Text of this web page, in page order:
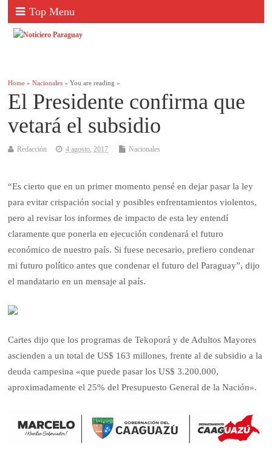
Top Menu
Home »Nacionales » You are reading »
El Presidente confirma que
vetará el subsidio
Redacción 4 agosto, 2017 Nacionales
“Es cierto que en un primer momento pensé en dejar pasar la ley
para evitar crispación social y posibles enfrentamientos violentos,
pero al revisar los informes de impacto de esta ley entendí
claramente que ponerla en ejecución condenará el futuro
económico de nuestro país. Si fuese necesario, prefiero condenar
mi futuro político antes que condenar el futuro del Paraguay”, dijo
el mandatario en un mensaje al país.
Cartes dijo que los programas de Tekoporá y de Adultos Mayores
ascienden a un total de US$ 163 millones, frente al de subsidio a la
deuda campesina «que puede pasar los US$ 3.200.000,
aproximadamente el 25% del Presupuesto General de la Nación».